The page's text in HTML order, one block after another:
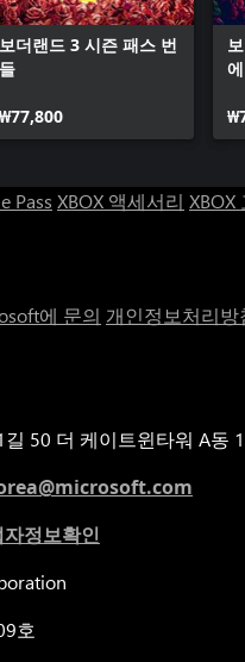
보더랜드 3 시즌 패스 번
들
₩77,800
Pass XBOX 액세서리 XBOX
에 문의 개인정보처리
50 더 케이트윈타워 A동
정보확인
호